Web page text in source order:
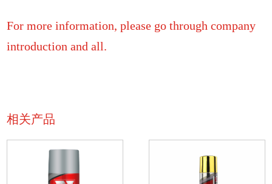
For more information, please go through company
introduction and all.
相关产品